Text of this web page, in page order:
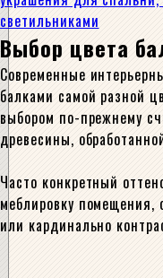
светильниками
Выбор цвета
Современные
балками самой разной
выбором по-прежнему
древесины,
Часто конкретный
меблировку помещения,
или кардинально